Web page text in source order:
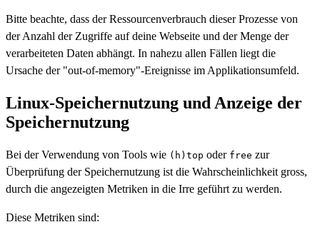
Bitte beachte, dass der Ressourcenverbrauch dieser Prozesse von
der Anzahl der Zugriffe auf deine Webseite und der Menge der
verarbeiteten Daten abhängt. In nahezu allen Fällen liegt die
Ursache der "out-of-memory"-Ereignisse im Applikationsumfeld.
Linux-Speichernutzung und Anzeige der
Speichernutzung
Bei der Verwendung von Tools wie (h)top oder free zur
Überprüfung der Speichernutzung ist die Wahrscheinlichkeit gross,
durch die angezeigten Metriken in die Irre geführt zu werden.
Diese Metriken sind: